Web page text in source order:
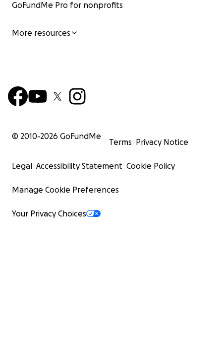
GoFundMe Pro for nonprofits
More resources
© 2010-2026 GoFundMe
Terms Privacy Notice
Legal Accessibility Statement Cookie Policy
Manage Cookie Preferences
Your Privacy Choices